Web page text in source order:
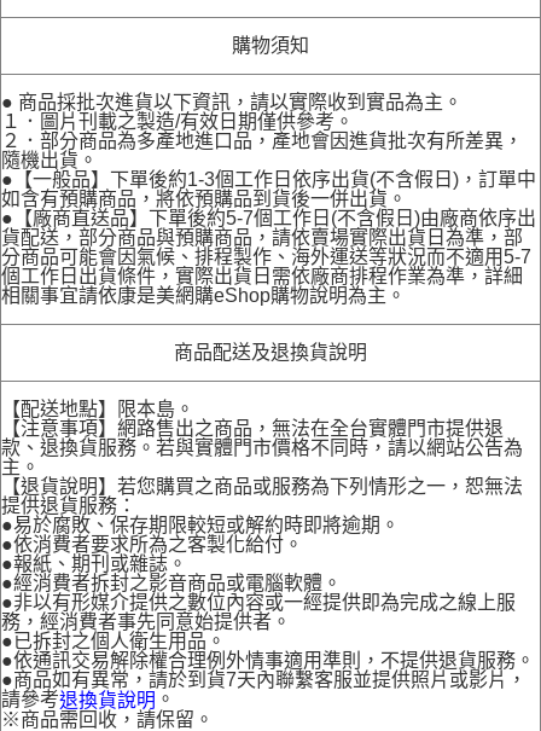
購物須知
● 商品採批次進貨以下資訊，請以實際收到實品為主。
１．圖片刊載之製造/有效日期僅供參考。
２．部分商品為多產地進口品，產地會因進貨批次有所差異，
隨機出貨。
●【一般品】下單後約1-3個工作日依序出貨(不含假日)，訂單中
如含有預購商品，將依預購品到貨後一併出貨。
●【廠商直送品】下單後約5-7個工作日(不含假日)由廠商依序出
貨配送，部分商品與預購商品，請依賣場實際出貨日為準，部
分商品可能會因氣候、排程製作、海外運送等狀況而不適用5-7
個工作日出貨條件，實際出貨日需依廠商排程作業為準，詳細
相關事宜請依康是美網購eShop購物說明為主。
商品配送及退換貨說明
【配送地點】限本島。
【注意事項】網路售出之商品，無法在全台實體門市提供退
款、退換貨服務。若與實體門市價格不同時，請以網站公告為
主。
【退貨說明】若您購買之商品或服務為下列情形之一，恕無法
提供退貨服務：
●易於腐敗、保存期限較短或解約時即將逾期。
●依消費者要求所為之客製化給付。
●報紙、期刊或雜誌。
●經消費者拆封之影音商品或電腦軟體。
●非以有形媒介提供之數位內容或一經提供即為完成之線上服
務，經消費者事先同意始提供者。
●已拆封之個人衛生用品。
●依通訊交易解除權合理例外情事適用準則，不提供退貨服務。
●商品如有異常，請於到貨7天內聯繫客服並提供照片或影片，
請參考退換貨說明 。
※商品需回收，請保留。